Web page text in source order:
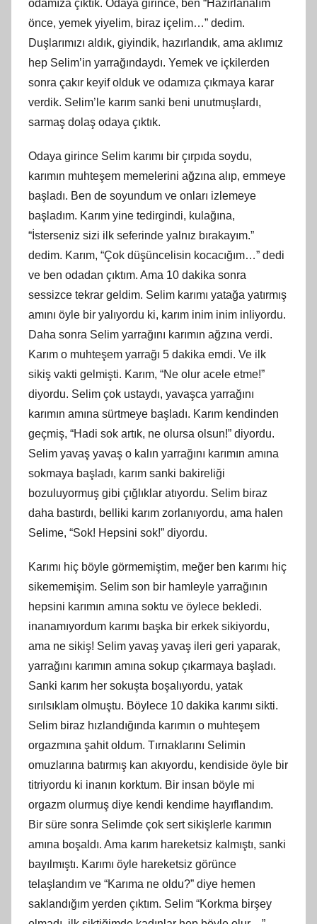
odamıza çıktık. Odaya girince, ben “Hazırlanalım
önce, yemek yiyelim, biraz içelim…” dedim.
Duşlarımızı aldık, giyindik, hazırlandık, ama aklımız
hep Selim’in yarrağındaydı. Yemek ve içkilerden
sonra çakır keyif olduk ve odamıza çıkmaya karar
verdik. Selim’le karım sanki beni unutmuşlardı,
sarmaş dolaş odaya çıktık.
Odaya girince Selim karımı bir çırpıda soydu,
karımın muhteşem memelerini ağzına alıp, emmeye
başladı. Ben de soyundum ve onları izlemeye
başladım. Karım yine tedirgindi, kulağına,
“İsterseniz sizi ilk seferinde yalnız bırakayım.”
dedim. Karım, “Çok düşüncelisin kocacığım…” dedi
ve ben odadan çıktım. Ama 10 dakika sonra
sessizce tekrar geldim. Selim karımı yatağa yatırmış
amını öyle bir yalıyordu ki, karım inim inim inliyordu.
Daha sonra Selim yarrağını karımın ağzına verdi.
Karım o muhteşem yarrağı 5 dakika emdi. Ve ilk
sikiş vakti gelmişti. Karım, “Ne olur acele etme!”
diyordu. Selim çok ustaydı, yavaşca yarrağını
karımın amına sürtmeye başladı. Karım kendinden
geçmiş, “Hadi sok artık, ne olursa olsun!” diyordu.
Selim yavaş yavaş o kalın yarrağını karımın amına
sokmaya başladı, karım sanki bakireliği
bozuluyormuş gibi çığlıklar atıyordu. Selim biraz
daha bastırdı, belliki karım zorlanıyordu, ama halen
Selime, “Sok! Hepsini sok!” diyordu.
Karımı hiç böyle görmemiştim, meğer ben karımı hiç
sikememişim. Selim son bir hamleyle yarrağının
hepsini karımın amına soktu ve öylece bekledi.
inanamıyordum karımı başka bir erkek sikiyordu,
ama ne sikiş! Selim yavaş yavaş ileri geri yaparak,
yarrağını karımın amına sokup çıkarmaya başladı.
Sanki karım her sokuşta boşalıyordu, yatak
sırılsıklam olmuştu. Böylece 10 dakika karımı sikti.
Selim biraz hızlandığında karımın o muhteşem
orgazmına şahit oldum. Tırnaklarını Selimin
omuzlarına batırmış kan akıyordu, kendiside öyle bir
titriyordu ki inanın korktum. Bir insan böyle mi
orgazm olurmuş diye kendi kendime hayıflandım.
Bir süre sonra Selimde çok sert sikişlerle karımın
amına boşaldı. Ama karım hareketsiz kalmıştı, sanki
bayılmıştı. Karımı öyle hareketsiz görünce
telaşlandım ve “Karıma ne oldu?” diye hemen
saklandığım yerden çıktım. Selim “Korkma birşey